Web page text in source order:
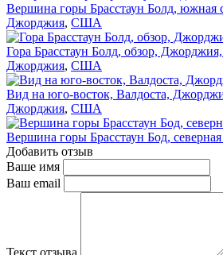
Вершина горы Брасстаун Болд,
Джорджия, США
Гора Брасстаун Болд, обзор,
Джорджия, США
Вид на юго-восток, Валдоста,
Джорджия, США
Вершина горы Брасстаун Бод,
Добавить отзыв
Ваше имя
Ваш email
Текст отзыва